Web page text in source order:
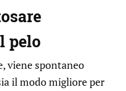
pelo
viene spontaneo
il modo migliore per